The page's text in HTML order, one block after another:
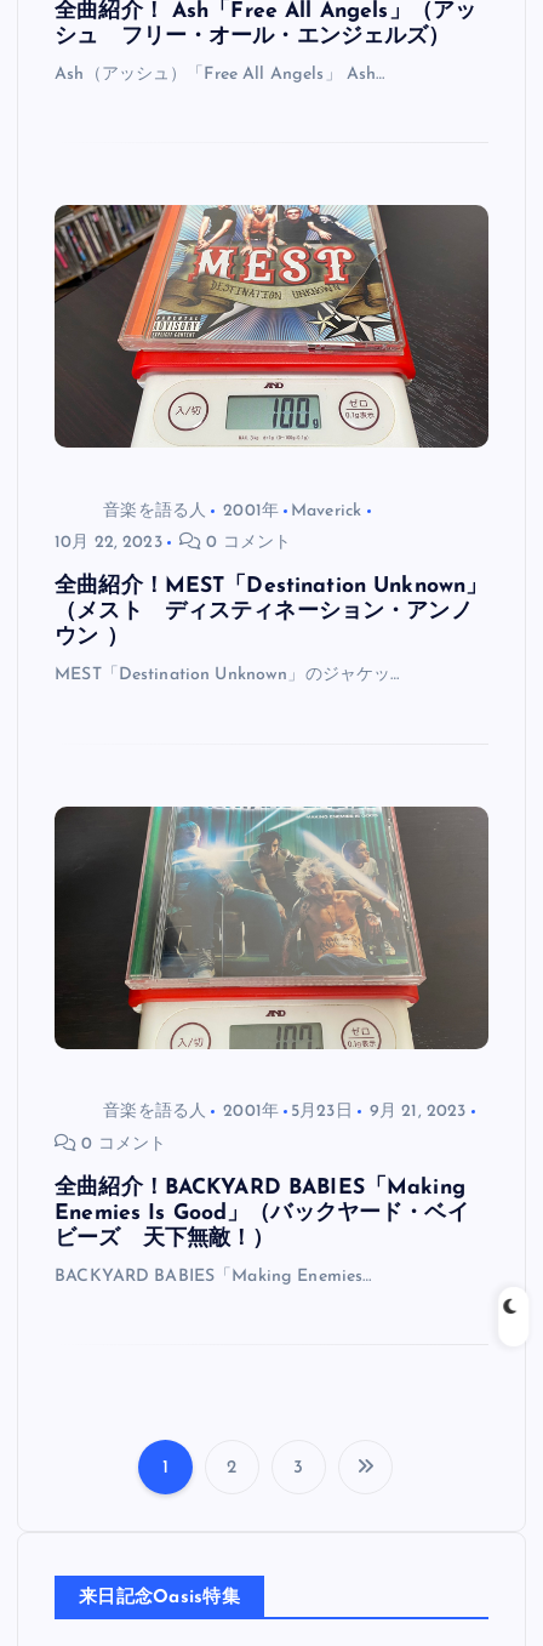
全曲紹介！ Ash「Free All Angels」（アッ
シュ フリー・オール・エンジェルズ）
Ash（アッシュ）「Free All Angels」 Ash…
音楽を語る人 2001年
Maverick
10月 22, 2023
0 コメント
全曲紹介！MEST「Destination Unknown」
（メスト ディスティネーション・アンノ
ウン ）
MEST「Destination Unknown」のジャケッ…
音楽を語る人 2001年 5月23日
9月 21, 2023
0 コメント
全曲紹介！BACKYARD BABIES「Making
Enemies Is Good」（バックヤード・ベイ
ビーズ 天下無敵！）
BACKYARD BABIES「Making Enemies…
の
1 2 3
来日記念Oasis特集